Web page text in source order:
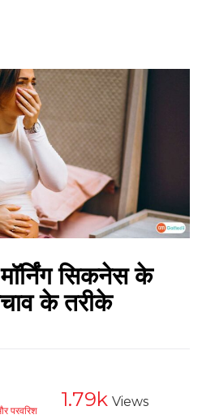
सिकनेस के
के तरीके
परवरिश 1.79k Views